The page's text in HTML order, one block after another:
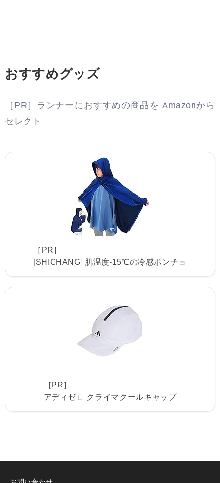
おすすめグッズ
［PR］ランナーにおすすめの商品を Amazonから
セレクト
［PR］
[SHICHANG] 肌温度-15℃の冷感ポンチョ
［PR］
アディゼロ クライマクールキャップ